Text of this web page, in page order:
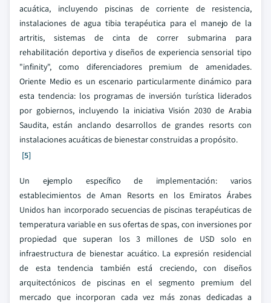
acuática, incluyendo piscinas de corriente de resistencia,
instalaciones de agua tibia terapéutica para el manejo de la
artritis, sistemas de cinta de correr submarina para
rehabilitación deportiva y diseños de experiencia sensorial tipo
"infinity", como diferenciadores premium de amenidades.
Oriente Medio es un escenario particularmente dinámico para
esta tendencia: los programas de inversión turística liderados
por gobiernos, incluyendo la iniciativa Visión 2030 de Arabia
Saudita, están anclando desarrollos de grandes resorts con
instalaciones acuáticas de bienestar construidas a propósito.
[5]
Un ejemplo específico de implementación: varios
establecimientos de Aman Resorts en los Emiratos Árabes
Unidos han incorporado secuencias de piscinas terapéuticas de
temperatura variable en sus ofertas de spas, con inversiones por
propiedad que superan los 3 millones de USD solo en
infraestructura de bienestar acuático. La expresión residencial
de esta tendencia también está creciendo, con diseños
arquitectónicos de piscinas en el segmento premium del
mercado que incorporan cada vez más zonas dedicadas a